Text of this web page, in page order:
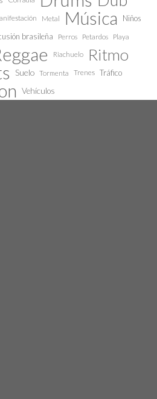
Metal Música
Niños
brasileña Perros Petardos Playa
Riachuelo Ritmo
Suelo Tormenta Trenes Tráfico
Vehículos